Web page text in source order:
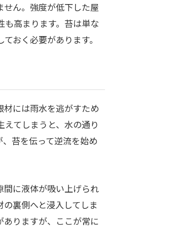
ん。強度が低下した屋
高まります。苔は単な
おく必要があります。
には雨水を逃がすため
てしまうと、水の通り
苔を伝って逆流を始め
間に液体が吸い上げられ
裏側へと浸入してしま
りますが、ここが常に